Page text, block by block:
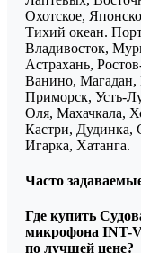
Охотское,
Тихий океан.
Владивосток,
Астрахань,
Ванино, Магадан,
Приморск, Усть-
Оля, Махачкала,
Кастри, Дудинка,
Игарка, Хатанга.
Часто
Где купить
микрофона INT-
по лучшей цене?